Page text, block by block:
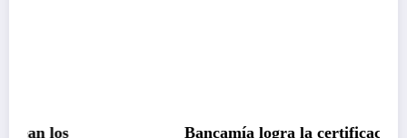
Bancamía logra la certificación carbono